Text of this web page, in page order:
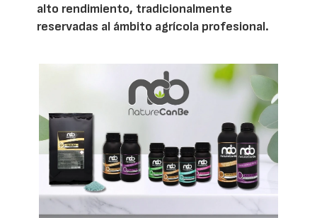
alto rendimiento, tradicionalmente
reservadas al ámbito agrícola profesional.